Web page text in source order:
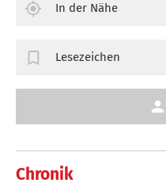
Chronik
In der Nähe
Lesezeichen